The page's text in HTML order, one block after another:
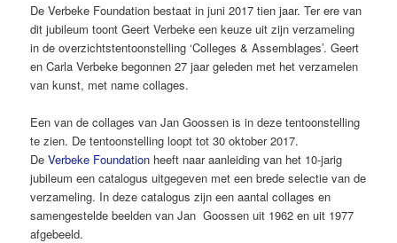
De Verbeke Foundation bestaat in juni 2017 tien jaar. Ter ere van
dit jubileum toont Geert Verbeke een keuze uit zijn verzameling
in de overzichtstentoonstelling ‘Colleges & Assemblages’. Geert
en Carla Verbeke begonnen 27 jaar geleden met het verzamelen
van kunst, met name collages.
Een van de collages van Jan Goossen is in deze tentoonstelling
te zien. De tentoonstelling loopt tot 30 oktober 2017.
DeVerbeke Foundation heeft naar aanleiding van het 10-jarig
jubileum een catalogus uitgegeven met een brede selectie van de
verzameling. In deze catalogus zijn een aantal collages en
samengestelde beelden van Jan Goossen uit 1962 en uit 1977
afgebeeld.